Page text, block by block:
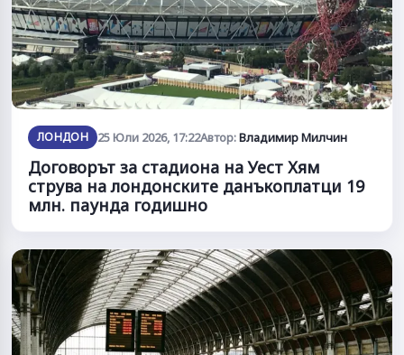
ЛОНДОН 25 Юли 2026, 17:22Автор:Владимир Милчин
Договорът за стадиона на Уест Хям
струва на лондонските данъкоплатци 19
млн. паунда годишно